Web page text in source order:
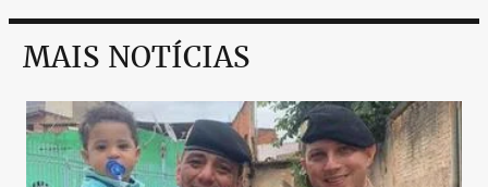
MAIS NOTÍCIAS